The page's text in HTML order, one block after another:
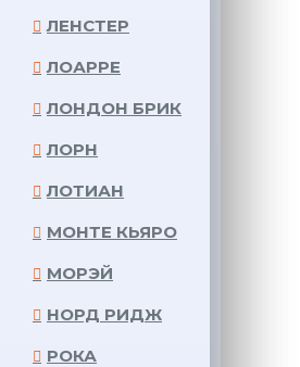
ЛЕНСТЕР
ЛОАРРЕ
ЛОНДОН БРИК
ЛОРН
ЛОТИАН
МОНТЕ КЬЯРО
МОРЭЙ
НОРД РИДЖ
РОКА